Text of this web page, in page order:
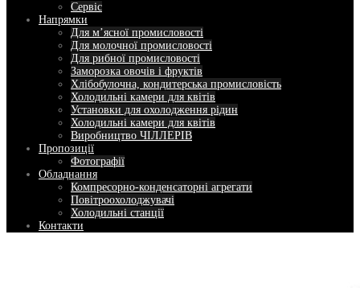
Сервіс
Напрямки
Для м’ясної промисловості
Для молочної промисловості
Для рибної промисловості
Заморозка овочів і фруктів
Хлібобулочна, кондитерська промисловість
Холодильні камери для квітів
Установки для охолодження рідин
Холодильні камери для квітів
Виробництво ЧІЛЛЕРІВ
Пропозиції
Фотографії
Обладнання
Компресорно-конденсаторні агрегати
Повітроохолоджувачі
Холодильні станції
Контакти